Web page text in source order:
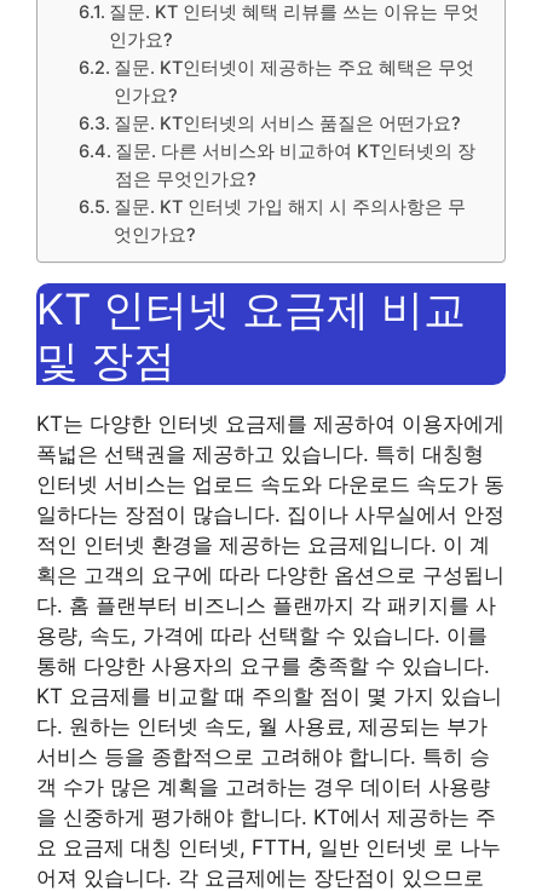
질문. KT 인터넷 혜택 리뷰를 쓰는 이유는 무엇
인가요?
질문. KT인터넷이 제공하는 주요 혜택은 무엇
인가요?
질문. KT인터넷의 서비스 품질은 어떤가요?
질문. 다른 서비스와 비교하여 KT인터넷의 장
점은 무엇인가요?
질문. KT 인터넷 가입 해지 시 주의사항은 무
엇인가요?
KT 인터넷 요금제 비교
및 ​​장점
KT는 다양한 인터넷 요금제를 제공하여 이용자에게
폭넓은 선택권을 제공하고 있습니다. 특히 대칭형
인터넷 서비스는 업로드 속도와 다운로드 속도가 동
일하다는 장점이 많습니다. 집이나 사무실에서 안정
적인 인터넷 환경을 제공하는 요금제입니다. 이 계
획은 고객의 요구에 따라 다양한 옵션으로 구성됩니
다. 홈 플랜부터 비즈니스 플랜까지 각 패키지를 사
용량, 속도, 가격에 따라 선택할 수 있습니다. 이를
통해 다양한 사용자의 요구를 충족할 수 있습니다.
KT 요금제를 비교할 때 주의할 점이 몇 가지 있습니
다. 원하는 인터넷 속도, 월 사용료, 제공되는 부가
서비스 등을 종합적으로 고려해야 합니다. 특히 승
객 수가 많은 계획을 고려하는 경우 데이터 사용량
을 신중하게 평가해야 합니다. KT에서 제공하는 주
요 요금제 대칭 인터넷, FTTH, 일반 인터넷 로 나누
어져 있습니다. 각 요금제에는 장단점이 있으므로